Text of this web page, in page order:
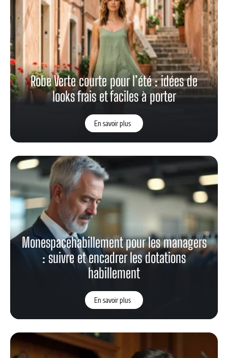
Robe Verte courte pour l’été : idées de
looks frais et faciles à porter
En savoir plus
Monespacehabillement pour les managers
: suivre et encadrer les dotations
habillement
En savoir plus